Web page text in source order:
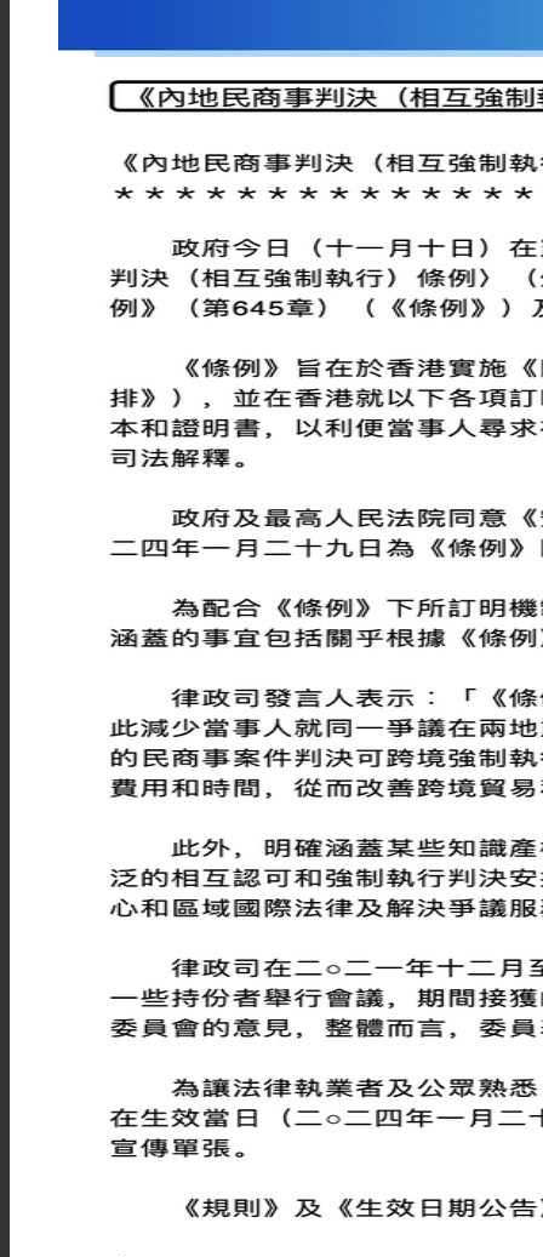
注册塞舌尔公司
注册菲律宾公司
注册新西兰公司
注册安圭拉公司
注册萨摩亚公司
银行开户
汇丰银行开户
香港建设银行开户
香港大新银行开户